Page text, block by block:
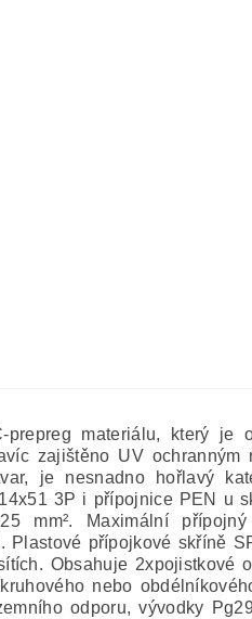
materiálu, který je
zajištěno UV ochranným
je nesnadno hořlavý
3P i přípojnice PEN u
mm². Maximální
Plastové přípojkové skříně
Obsahuje 2xpojistkové
nebo
odporu, vývodky